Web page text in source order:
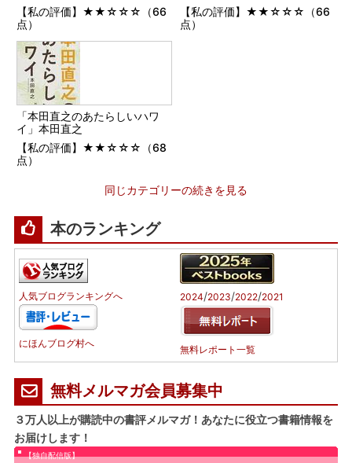
【私の評価】★★☆☆☆（66
点）
【私の評価】★★☆☆☆（66
点）
「本田直之のあたらしいハワ
イ」本田直之
【私の評価】★★☆☆☆（68
点）
同じカテゴリーの続きを見る
本のランキング
人気ブログランキングへ
にほんブログ村へ
2024/2023/2022/2021
無料レポート一覧
無料メルマガ会員募集中
３万人以上が購読中の書評メルマガ！あなたに役立つ書籍情報を
お届けします！
【独自配信版】